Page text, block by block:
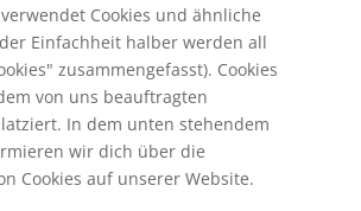
Cookies und ähnliche
Einfachheit halber werden all
zusammengefasst). Cookies
von uns beauftragten
In dem unten stehendem
wir dich über die
Cookies auf unserer Website.